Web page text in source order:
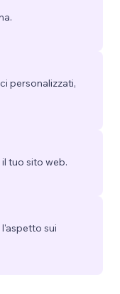
personalizzati,
tuo sito web.
sui